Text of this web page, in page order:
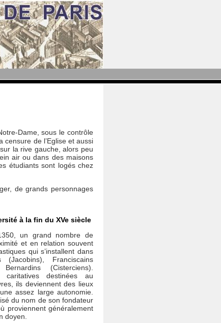
Dame, sous le contrôle
censure de l’Eglise et aussi
la rive gauche, alors peu
air ou dans des maisons
étudiants sont logés chez
de grands personnages
à la fin du XVe siècle
un grand nombre de
et en relation souvent
qui s’installent dans
Franciscains
(Cisterciens).
caritatives destinées au
ils deviennent des lieux
assez large autonomie.
du nom de son fondateur
proviennent généralement
doyen.